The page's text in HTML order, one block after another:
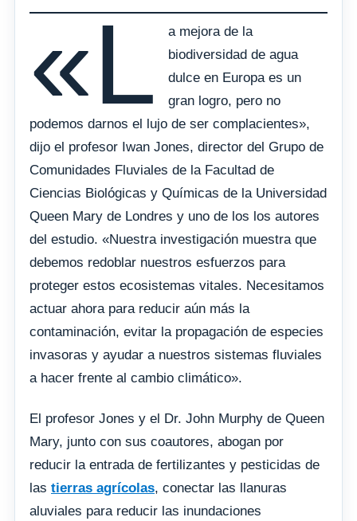
«L
a mejora de la
biodiversidad de agua
dulce en Europa es un
gran logro, pero no
podemos darnos el lujo de ser complacientes»,
dijo el profesor Iwan Jones, director del Grupo de
Comunidades Fluviales de la Facultad de
Ciencias Biológicas y Químicas de la Universidad
Queen Mary de Londres y uno de los los autores
del estudio. «Nuestra investigación muestra que
debemos redoblar nuestros esfuerzos para
proteger estos ecosistemas vitales. Necesitamos
actuar ahora para reducir aún más la
contaminación, evitar la propagación de especies
invasoras y ayudar a nuestros sistemas fluviales
a hacer frente al cambio climático».
El profesor Jones y el Dr. John Murphy de Queen
Mary, junto con sus coautores, abogan por
reducir la entrada de fertilizantes y pesticidas de
las tierras agrícolas, conectar las llanuras
aluviales para reducir las inundaciones